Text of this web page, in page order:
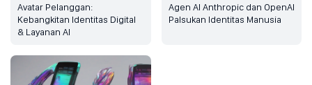
Avatar Pelanggan:
Kebangkitan Identitas Digital
& Layanan AI
Agen AI Anthropic dan OpenAI
Palsukan Identitas Manusia